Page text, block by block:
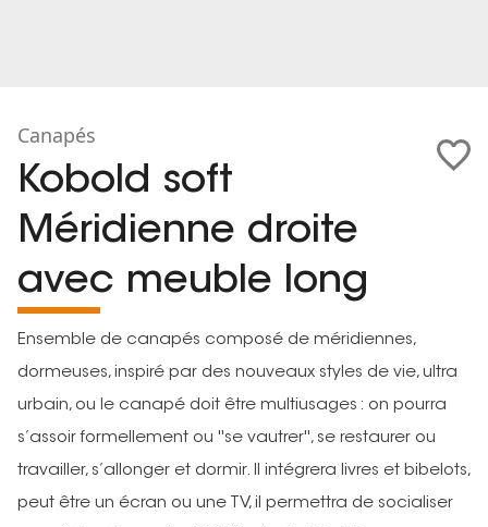
Canapés
Kobold soft
Méridienne droite
avec meuble long
Ensemble de canapés composé de méridiennes,
dormeuses, inspiré par des nouveaux styles de vie, ultra
urbain, ou le canapé doit être multiusages : on pourra
s’assoir formellement ou ''se vautrer'', se restaurer ou
travailler, s’allonger et dormir. Il intégrera livres et bibelots,
peut être un écran ou une TV, il permettra de socialiser